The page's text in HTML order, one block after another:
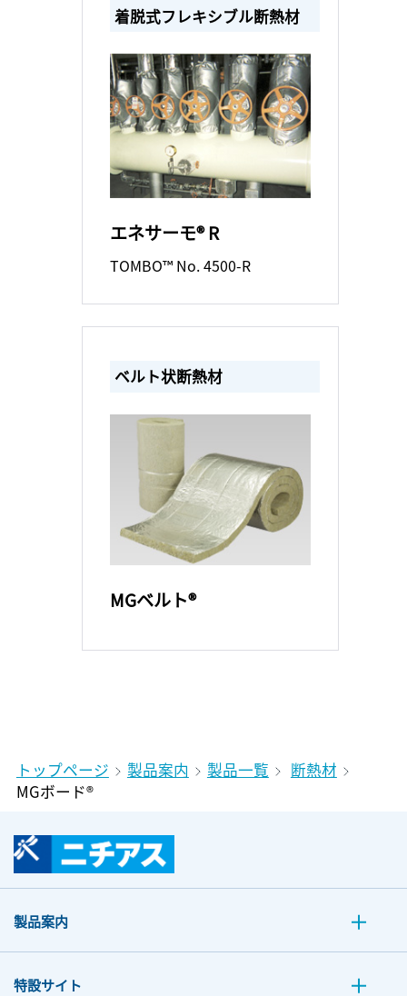
着脱式フレキシブル断熱材
エネサーモ® R
TOMBO™ No. 4500-R
ベルト状断熱材
MGベルト®
トップページ 製品案内 製品一覧
断熱材
MGボード®
製品案内
特設サイト